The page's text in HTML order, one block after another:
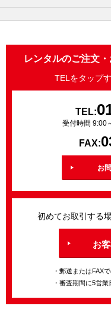
レンタルのご注文
TELをタップ
TEL:
受付時間 9:00
FAX:
お
初めてお取引する
お
・郵送またはFAX
・審査期間に5営業